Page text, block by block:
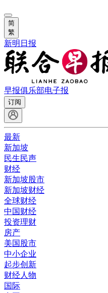
简
繁
新明日报
早报俱乐部电子报
订阅
最新
新加坡
民生民声
财经
新加坡股市
新加坡财经
全球财经
中国财经
投资理财
房产
美国股市
中小企业
起步创新
财经人物
国际